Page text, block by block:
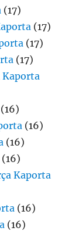
(17)
(17)
(17)
(17)
Kaporta
(16)
(16)
(16)
(16)
Kaporta
(16)
(16)